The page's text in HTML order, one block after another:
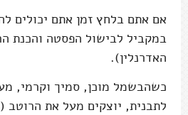
אם אתם בלחץ זמן אתם יכולים
במקביל לבישול הפסטה והכנת
האדרנלין).
כשהבשמל מוכן, סמיך וקרמי,
לתבנית, יוצקים מעל את הרוטב